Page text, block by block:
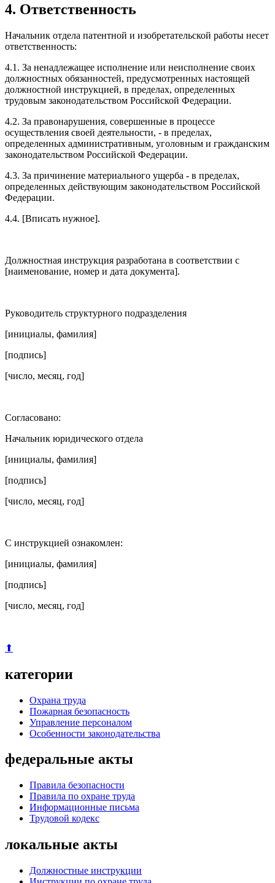
4. Ответственность
Начальник отдела патентной и изобретательской работы несет
ответственность:
4.1. За ненадлежащее исполнение или неисполнение своих
должностных обязанностей, предусмотренных настоящей
должностной инструкцией, в пределах, определенных
трудовым законодательством Российской Федерации.
4.2. За правонарушения, совершенные в процессе
осуществления своей деятельности, - в пределах,
определенных административным, уголовным и гражданским
законодательством Российской Федерации.
4.3. За причинение материального ущерба - в пределах,
определенных действующим законодательством Российской
Федерации.
4.4. [Вписать нужное].
Должностная инструкция разработана в соответствии с
[наименование, номер и дата документа].
Руководитель структурного подразделения
[инициалы, фамилия]
[подпись]
[число, месяц, год]
Согласовано:
Начальник юридического отдела
[инициалы, фамилия]
[подпись]
[число, месяц, год]
С инструкцией ознакомлен:
[инициалы, фамилия]
[подпись]
[число, месяц, год]
⬆
категории
Охрана труда
Пожарная безопасность
Управление персоналом
Особенности законодательства
федеральные акты
Правила безопасности
Правила по охране труда
Информационные письма
Трудовой кодекс
локальные акты
Должностные инструкции